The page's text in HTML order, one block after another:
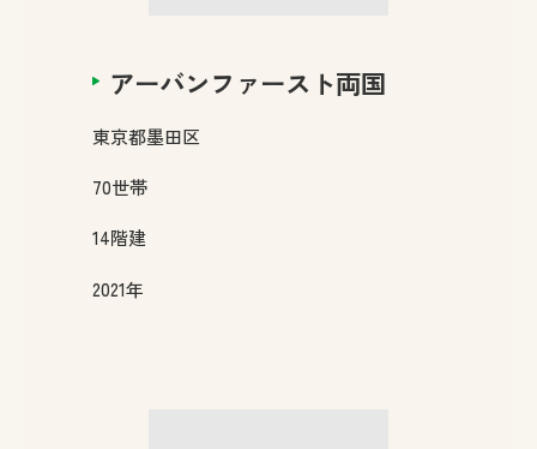
アーバンファースト両国
東京都墨田区
70世帯
14階建
2021年